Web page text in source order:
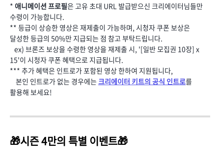
* 애니메이션 프로필은 고유 초대 URL 발급받으신 크리에이터님들만
수령이 가능합니다.
** 등급이 상승한 영상은 재제출이 가능하며, 시청자 쿠폰 보상은
달성한 등급의 50%만 지급되는 점 참고 부탁드립니다.
ex) 브론즈 보상을 수령한 영상을 재제출 시, '[일반 모집권 10장] x
15'이 시청자 쿠폰 혜택으로 지급됩니다.
*** 추가 혜택은 인트로가 포함된 영상 한하여 지원됩니다,
본인 인트로가 없는 경우에는 크리에이터 키트의 공식 인트로를
활용해 보세요!
🎁시즌 4만의 특별 이벤트🎁